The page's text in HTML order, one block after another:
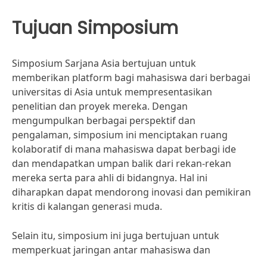
Tujuan Simposium
Simposium Sarjana Asia bertujuan untuk
memberikan platform bagi mahasiswa dari berbagai
universitas di Asia untuk mempresentasikan
penelitian dan proyek mereka. Dengan
mengumpulkan berbagai perspektif dan
pengalaman, simposium ini menciptakan ruang
kolaboratif di mana mahasiswa dapat berbagi ide
dan mendapatkan umpan balik dari rekan-rekan
mereka serta para ahli di bidangnya. Hal ini
diharapkan dapat mendorong inovasi dan pemikiran
kritis di kalangan generasi muda.
Selain itu, simposium ini juga bertujuan untuk
memperkuat jaringan antar mahasiswa dan